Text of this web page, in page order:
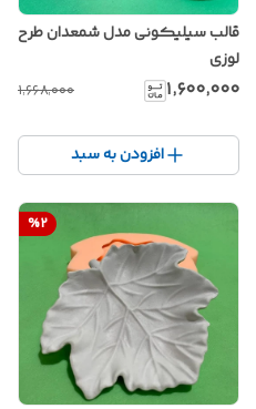
قالب سیلیکونی مدل شمعدان طرح
لوزی
۱٬۶۰۰٬۰۰۰ ۱٬۶۶۸٬۰۰۰
افزودن به سبد
%2